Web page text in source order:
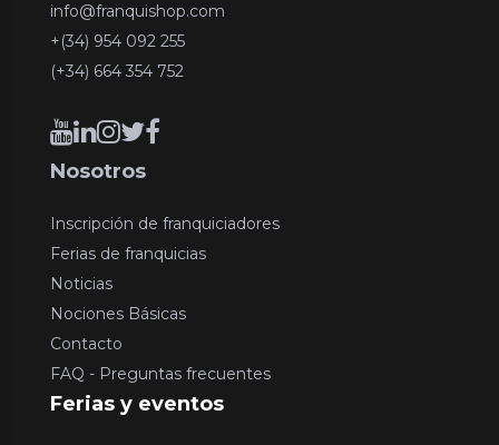
info@franquishop.com
+(34) 954 092 255
(+34) 664 354 752
Nosotros
Inscripción de franquiciadores
Ferias de franquicias
Noticias
Nociones Básicas
Contacto
FAQ - Preguntas frecuentes
Ferias y eventos